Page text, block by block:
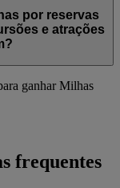
por reservas
e atrações
ganhar Milhas
frequentes